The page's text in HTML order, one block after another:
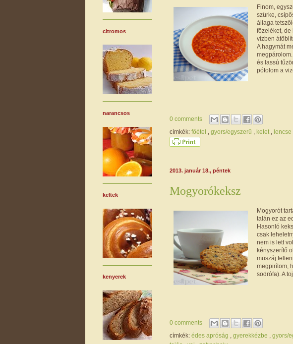
Finom,
szürke,
állaga
főzeléket, de
vízben
A hagymát
és lassú
pótolom a
0 comments
címkék: főétel , gyors/egyszerű , kelet , lencse
2013. január 18., péntek
Mogyorókeksz
Mogyorót
talán ez az
Hasonló
csak
nem is lett
kényszerítő
muszáj
megpirítom,
sodrófa). A
0 comments
címkék: édes apróság , gyerekkézbe , gyors/
citromos
narancsos
keltek
kenyerek